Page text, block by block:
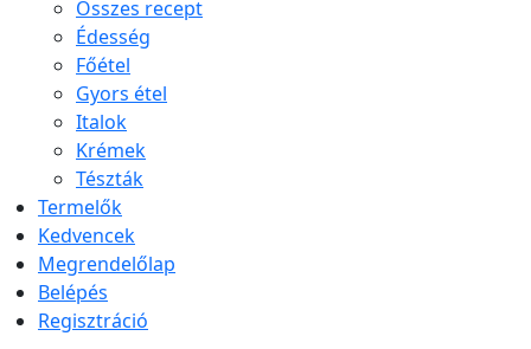
Összes recept
Édesség
Főétel
Gyors étel
Italok
Krémek
Tészták
Termelők
Kedvencek
Megrendelőlap
Belépés
Regisztráció